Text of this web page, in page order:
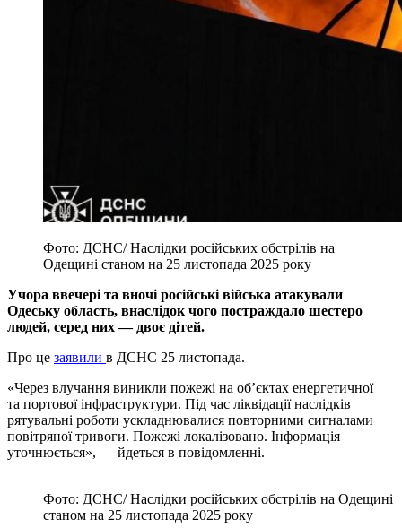
Фото: ДСНС/ Наслідки російських обстрілів на
Одещині станом на 25 листопада 2025 року
Учора ввечері та вночі російські війська атакували
Одеську область, внаслідок чого постраждало шестеро
людей, серед них — двоє дітей.
Про це заявили в ДСНС 25 листопада.
«Через влучання виникли пожежі на об’єктах енергетичної
та портової інфраструктури. Під час ліквідації наслідків
рятувальні роботи ускладнювалися повторними сигналами
повітряної тривоги. Пожежі локалізовано. Інформація
уточнюється», — йдеться в повідомленні.
Фото: ДСНС/ Наслідки російських обстрілів на Одещині
станом на 25 листопада 2025 року